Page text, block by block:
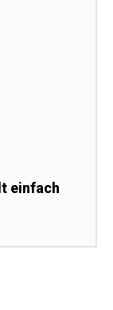
einfach